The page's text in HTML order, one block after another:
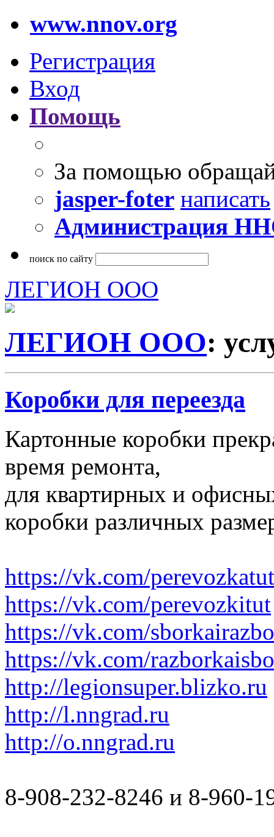
www.nnov.org
Регистрация
Вход
Помощь
За помощью
jasper-foter написать
Администрация
поиск по сайту
ЛЕГИОН ООО
ЛЕГИОН ООО:
Коробки для переезда
Картонные коробки
время ремонта,
для квартирных и
коробки различных
https://vk.com/perevozkatut
https://vk.com/perevozkitut
https://vk.com/
https://vk.com/
http://legionsuper.blizko.ru
http://l.nngrad.ru
http://o.nngrad.ru
8-908-232-8246 и 8-960-